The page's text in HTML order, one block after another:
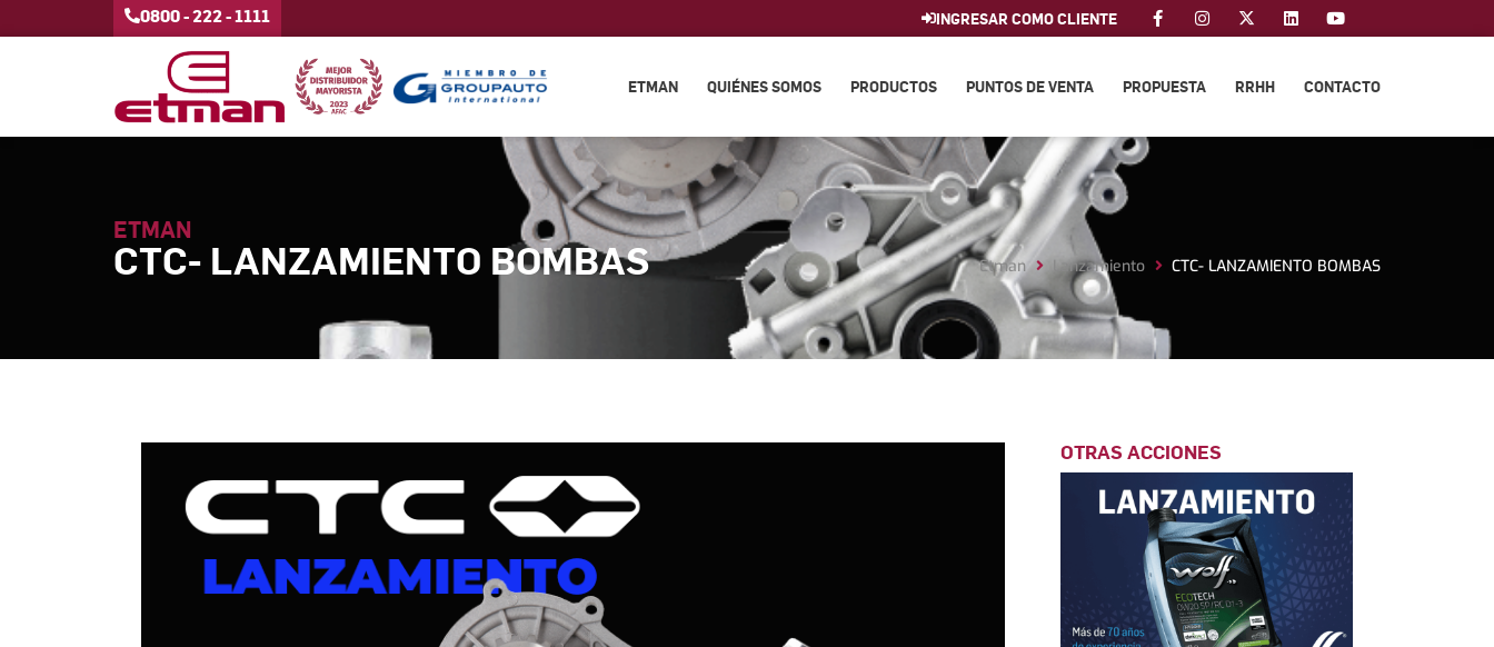
0800 - 222 - 1111 INGRESAR COMO CLIENTE
ETMAN QUIÉNES SOMOS PRODUCTOS PUNTOS DE VENTA PROPUESTA RRHH CONTACTO
ETMAN
CTC- LANZAMIENTO BOMBAS Etman Lanzamiento CTC- LANZAMIENTO BOMBAS
OTRAS ACCIONES